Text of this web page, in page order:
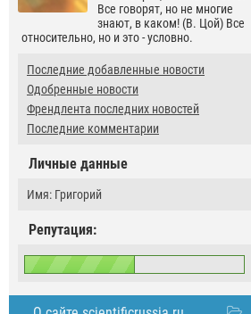
Все говорят, но не многие
знают, в каком! (В. Цой) Все
относительно, но и это - условно.
Последние добавленные новости
Одобренные новости
Френдлента последних новостей
Последние комментарии
Личные данные
Имя: Григорий
Репутация: